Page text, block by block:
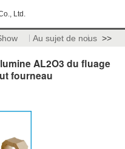
Ltd.
Au sujet de nous >>
AL2O3 du fluage
fourneau